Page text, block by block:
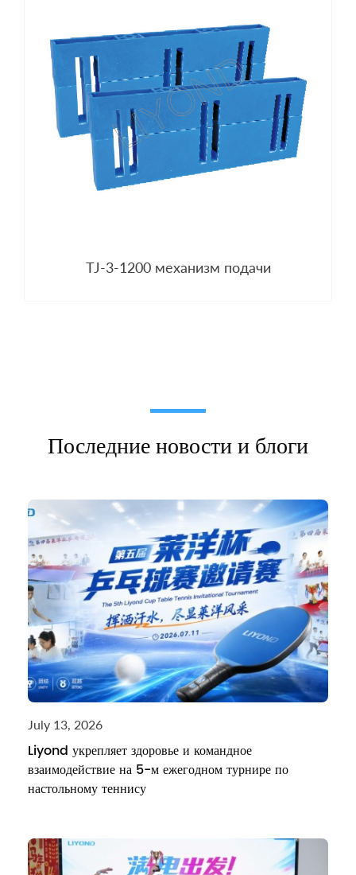
TJ-3-1200 механизм подачи
Последние новости и блоги
July 13, 2026
Liyond укрепляет здоровье и командное
взаимодействие на 5-м ежегодном турнире по
настольному теннису